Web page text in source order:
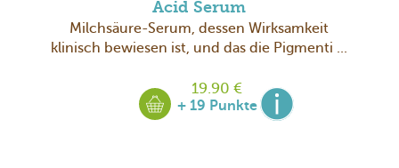
Acid Serum
Milchsäure-Serum, dessen Wirksamkeit
klinisch bewiesen ist, und das die Pigmenti ...
19.90 €
+ 19 Punkte